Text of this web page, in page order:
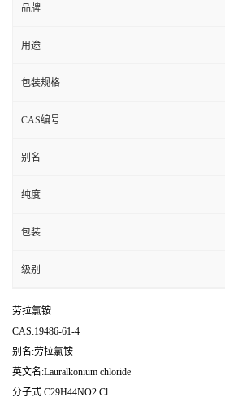
品牌
用途
包装规格
CAS编号
别名
纯度
包装
级别
劳拉氯铵
CAS:19486-61-4
别名:劳拉氯铵
英文名:Lauralkonium chloride
分子式:C29H44NO2.Cl